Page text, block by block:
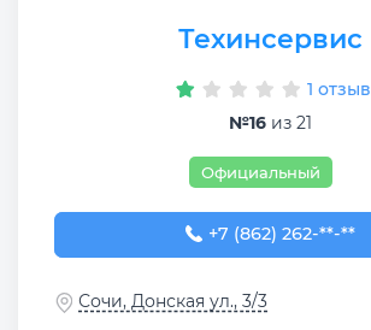
Техинсервис
1 отзыв
№16из 21
Официальный
+7 (862) 262-02-95
+7 (862) 262-**-**
Сочи, Донская ул., 3/3